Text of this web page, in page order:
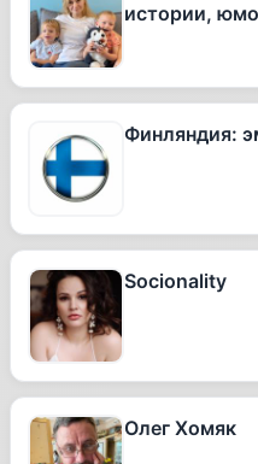
истории,
Финляндия:
Socionality
Олег Хомяк